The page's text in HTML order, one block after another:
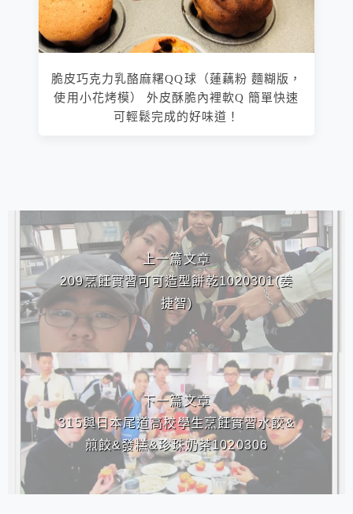
脆皮巧克力乳酪麻糬QQ球（蓮藕粉 麵糊版，
使用小花烤模） 外皮酥脆內裡軟Q 簡單快速
可輕鬆完成的好味道！
相連文章
上一篇文章
209烹飪實習可可造型餅乾1020301(姜
捷智)
下一篇文章
315與日本尾道高校學生烹飪實習水餃&
煎餃&發糕&珍珠奶茶1020306